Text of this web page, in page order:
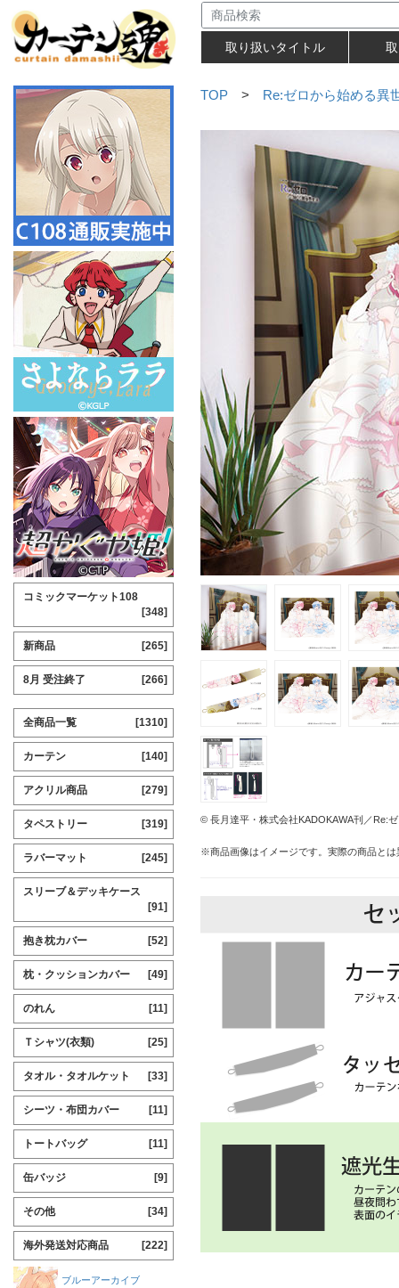
取り扱いタイトル
TOP > Re:ゼロから始める異
© 長月達平・株式会社KADOKAWA刊／Re:
※商品画像はイメージです。実際の商品と
コミックマーケット108
[348]
新商品 [265]
8月 受注終了 [266]
全商品一覧 [1310]
カーテン [140]
アクリル商品 [279]
タペストリー [319]
ラバーマット [245]
スリーブ＆デッキケース
[91]
抱き枕カバー [52]
枕・クッションカバー [49]
のれん [11]
Ｔシャツ(衣類) [25]
タオル・タオルケット [33]
シーツ・布団カバー [11]
トートバッグ [11]
缶バッジ [9]
その他 [34]
海外発送対応商品 [222]
ブルーアーカイブ